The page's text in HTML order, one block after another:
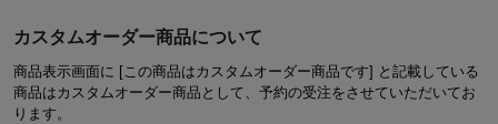
カスタムオーダー商品について
商品表示画面に [この商品はカスタムオーダー商品です] と記載している
商品はカスタムオーダー商品として、予約の受注をさせていただいてお
ります。